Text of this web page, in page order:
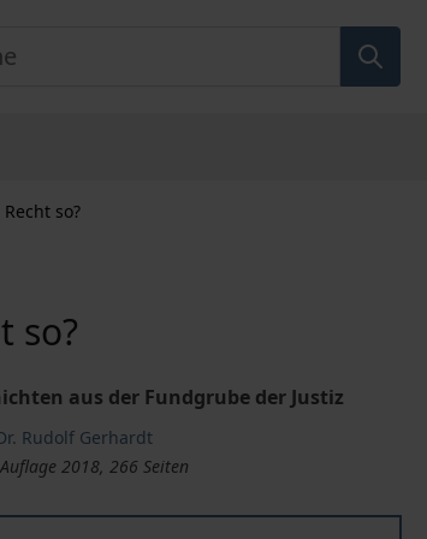
Recht so?
so?
aus der Fundgrube der Justiz
Rudolf Gerhardt
2018, 266 Seiten